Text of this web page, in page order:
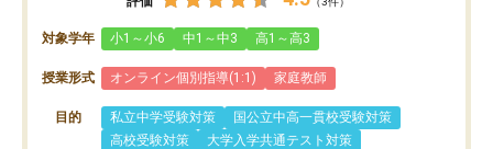
対象学年 小1～小6 中1～中3 高1～高3
授業形式 オンライン個別指導(1:1) 家庭教師
目的 私立中学受験対策
国公立中高一貫校受験対策
高校受験対策
大学入学共通テスト対策